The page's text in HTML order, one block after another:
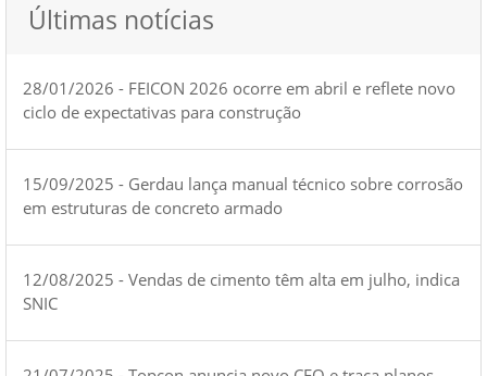
Últimas notícias
28/01/2026 - FEICON 2026 ocorre em abril e reflete novo
ciclo de expectativas para construção
15/09/2025 - Gerdau lança manual técnico sobre corrosão
em estruturas de concreto armado
12/08/2025 - Vendas de cimento têm alta em julho, indica
SNIC